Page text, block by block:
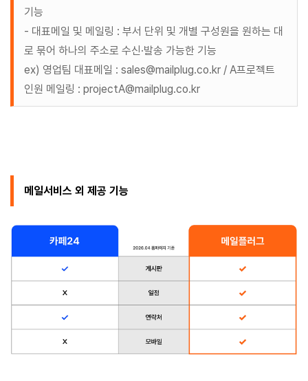
기능
- 대표메일 및 메일링 : 부서 단위 및 개별 구성원을 원하는 대
로 묶어 하나의 주소로 수신·발송 가능한 기능
ex) 영업팀 대표메일 : sales@mailplug.co.kr / A프로젝트
인원 메일링 : projectA@mailplug.co.kr
메일서비스 외 제공 기능